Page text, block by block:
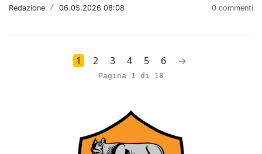
Redazione / 06.05.2026 08:08 0 commenti
1 2 3 4 5 6 →
Pagina 1 di 18